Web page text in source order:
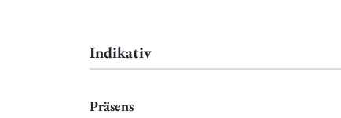
Indikativ
Präsens